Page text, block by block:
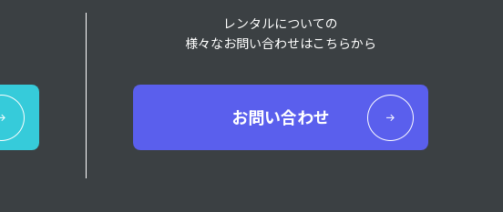
レンタルについての
様々なお問い合わせはこちらから
お問い合わせ